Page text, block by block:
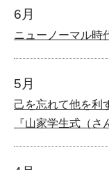
6月
ニューノーマル時
5月
己を忘れて他を利
『山家学生式（さ